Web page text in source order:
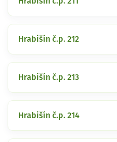
Hrabišín č.p. 212
Hrabišín č.p. 213
Hrabišín č.p. 214